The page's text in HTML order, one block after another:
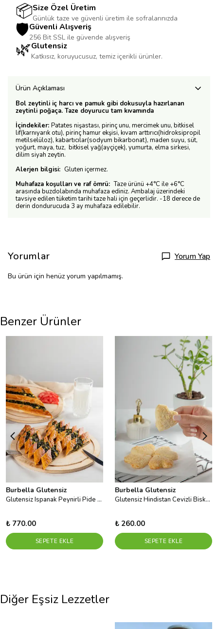
📦Size Özel Üretim
Günlük taze ve güvenli üretim ile sofralarınızda
🛡️Güvenli Alışveriş
256 Bit SSL ile güvende alışveriş
🌿Glutensiz
Katkısız, koruyucusuz, temiz içerikli ürünler.
Ürün Açıklaması
Bol zeytinli iç harcı ve pamuk gibi dokusuyla hazırlanan
zeytinli poğaça. Taze doyurucu tam kıvamında
İçindekiler: Patates nişastası, pirinç unu, mercimek unu, bitkisel
lif(karnıyarık otu), pirinç hamur ekşisi, kıvam arttırıcı(hidroksipropil
metilselüloz), kabartıcılar(sodyum bikarbonat), maden suyu, süt,
yoğurt, maya, tuz, bitkisel yağ(ayçiçek), yumurta, elma sirkesi,
dilim siyah zeytin.
Alerjen bilgisi: Gluten içermez.
Muhafaza koşulları ve raf ömrü:Taze ürünü +4°C ile +6°C
arasında buzdolabında muhafaza ediniz. Ambalaj üzerindeki
tavsiye edilen tüketim tarihi taze hali için geçerlidir. -18 derece de
derin dondurucuda 3 ay muhafaza edilebilir.
Yorumlar Yorum Yap
Bu ürün için henüz yorum yapılmamış.
Benzer Ürünler
Burbella Glutensiz
Glutensiz Ispanak Peynirli Pide 2adet
₺ 770.00
SEPETE EKLE
Burbella Glutensiz
Glutensiz Hindistan Cevizli Bisküvi
₺ 260.00
SEPETE EKLE
Diğer Eşsiz Lezzetler